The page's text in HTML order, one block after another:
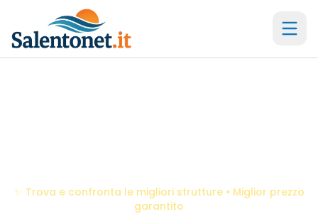
✨ Trova e confronta le migliori strutture • Miglior prezzo
garantito